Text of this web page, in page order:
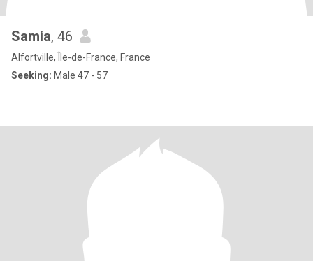
Samia, 46
Alfortville, Île-de-France, France
Seeking: Male 47 - 57